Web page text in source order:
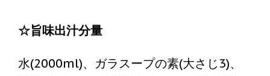
☆旨味出汁分量
水(2000ml)、ガラスープの素(大さじ3)、